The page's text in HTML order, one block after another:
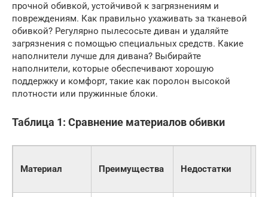
прочной обивкой, устойчивой к загрязнениям и
повреждениям. Как правильно ухаживать за тканевой
обивкой? Регулярно пылесосьте диван и удаляйте
загрязнения с помощью специальных средств. Какие
наполнители лучше для дивана? Выбирайте
наполнители, которые обеспечивают хорошую
поддержку и комфорт, такие как поролон высокой
плотности или пружинные блоки.
Таблица 1: Сравнение материалов обивки
Материал Преимущества Недостатки